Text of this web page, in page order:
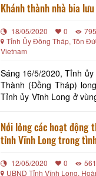
Khánh thành nhà bia
18/05/2020 0
795
Tỉnh Ủy Đồng Tháp, Tôn
Vietnam
Sáng 16/5/2020, Tỉnh
Thành (Đồng Tháp)
Tỉnh ủy Vĩnh Long ở
Nới lỏng các hoạt động
tỉnh Vĩnh Long trong
12/05/2020 0
561
UBND Tỉnh Vĩnh Long,